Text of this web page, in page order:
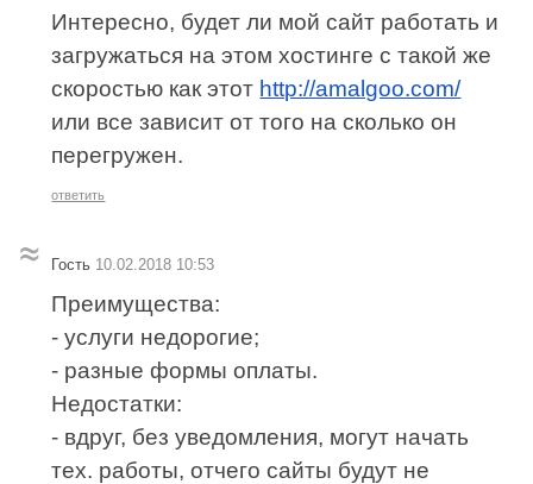
Интересно, будет ли мой сайт работать и
загружаться на этом хостинге с такой же
скоростью как этот http://amalgoo.com/
или все зависит от того на сколько он
перегружен.
ответить
Гость 10.02.2018 10:53
Преимущества:
- услуги недорогие;
- разные формы оплаты.
Недостатки:
- вдруг, без уведомления, могут начать
тех. работы, отчего сайты будут не